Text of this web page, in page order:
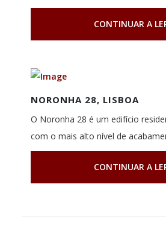
CONTINUAR A
NORONHA 28, LISBOA
O Noronha 28 é um edifício
com o mais alto nível de
CONTINUAR A